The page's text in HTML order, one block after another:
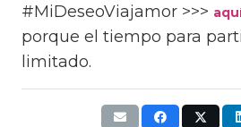
#MiDeseoViajamor >>>
porque el tiempo para
limitado.